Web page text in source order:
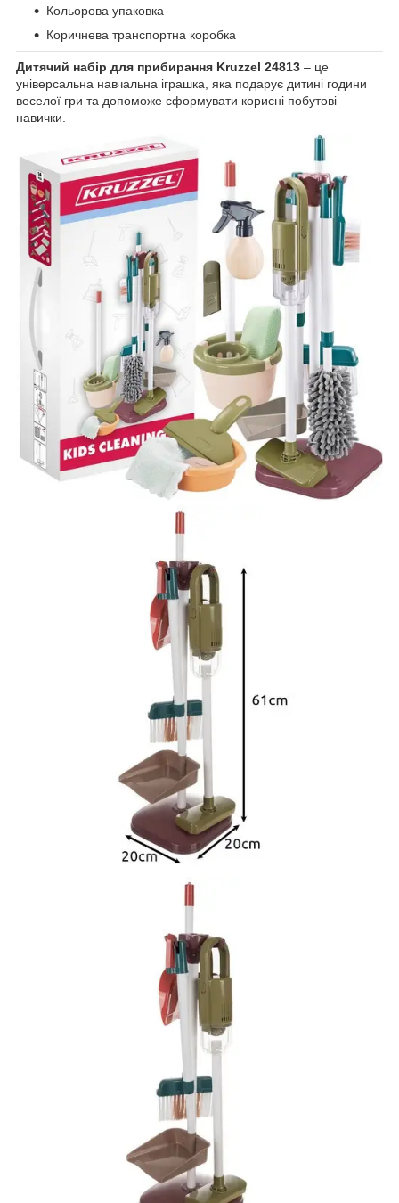
Кольорова упаковка
Коричнева транспортна коробка
Дитячий набір для прибирання Kruzzel 24813 – це
універсальна навчальна іграшка, яка подарує дитині години
веселої гри та допоможе сформувати корисні побутові
навички.